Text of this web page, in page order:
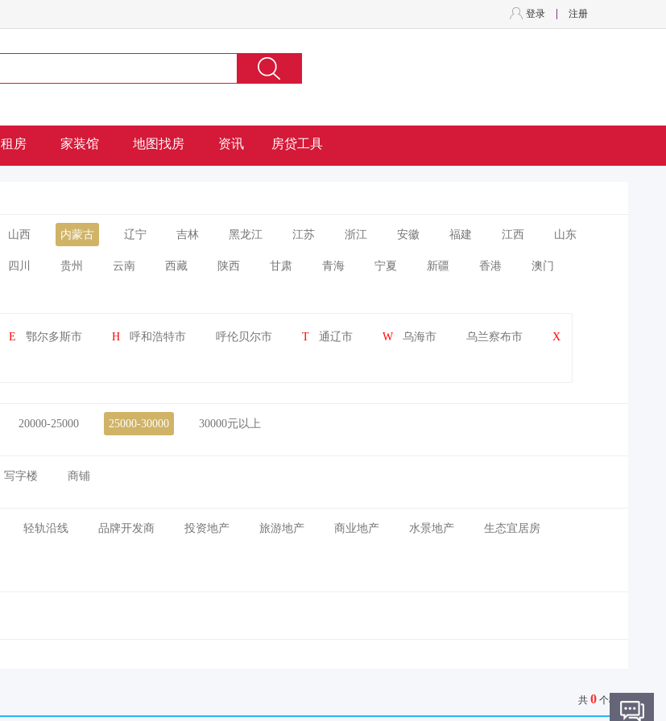
注册
登录
租房 家装馆 地图找房 资讯 房贷工具
山西 内蒙古 辽宁 吉林 黑龙江 江苏 浙江 安徽 福建 江西 山东
四川 贵州 云南 西藏 陕西 甘肃 青海 宁夏 新疆 香港 澳门
E 鄂尔多斯市 H 呼和浩特市 呼伦贝尔市 T 通辽市 W 乌海市 乌兰察布市 X
20000-25000 25000-30000 30000元以上
写字楼 商铺
轻轨沿线 品牌开发商 投资地产 旅游地产 商业地产 水景地产 生态宜居房
共 0 个楼盘